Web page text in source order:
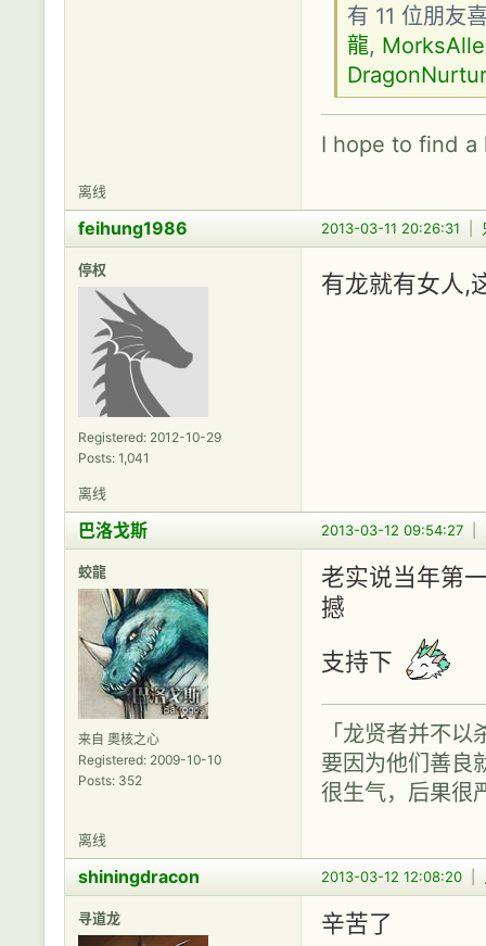
有 11 位朋友
龍,
I hope to find
离线
2013-03-11 20:26:31
feihung1986
停权
Registered: 2012-10-29
Posts: 1,041
有龙就有女人,
离线
2013-03-12 09:54:27
巴洛戈斯
蛟龍
来自 奧核之心
Registered: 2009-10-10
Posts: 352
老实说当年第
撼
支持下
「龙贤者并不
要因为他们善良
很生气，后果很
离线
2013-03-12 12:08:20
shiningdracon
寻道龙
辛苦了